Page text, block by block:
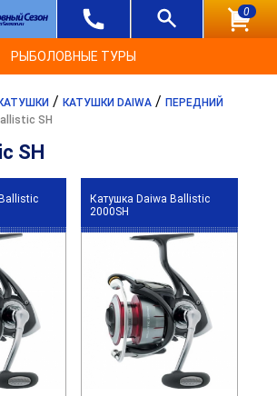
0
РЫБОЛОВНЫЕ ТУРЫ
КАТУШКИ / КАТУШКИ DAIWA / ПЕРЕДНИЙ
SH
SH
Катушка Daiwa Ballistic
2000SH